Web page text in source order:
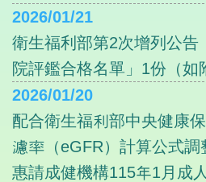
2026/01/21
衛生福利部第2次增列公告
院評鑑合格名單」1份（如
2026/01/20
配合衛生福利部中央健康
濾率（eGFR）計算公式調
惠請成健機構115年1月成